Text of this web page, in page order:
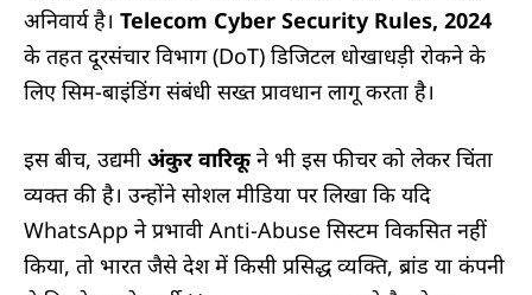
अनिवार्य है। Telecom Cyber Security Rules, 2024
के तहत दूरसंचार विभाग (DoT) डिजिटल धोखाधड़ी रोकने के
लिए सिम-बाइंडिंग संबंधी सख्त प्रावधान लागू करता है।
इस बीच, उद्यमी अंकुर वारिकूने भी इस फीचर को लेकर चिंता
व्यक्त की है। उन्होंने सोशल मीडिया पर लिखा कि यदि
WhatsApp ने प्रभावी Anti-Abuse सिस्टम विकसित नहीं
किया, तो भारत जैसे देश में किसी प्रसिद्ध व्यक्ति, ब्रांड या कंपनी